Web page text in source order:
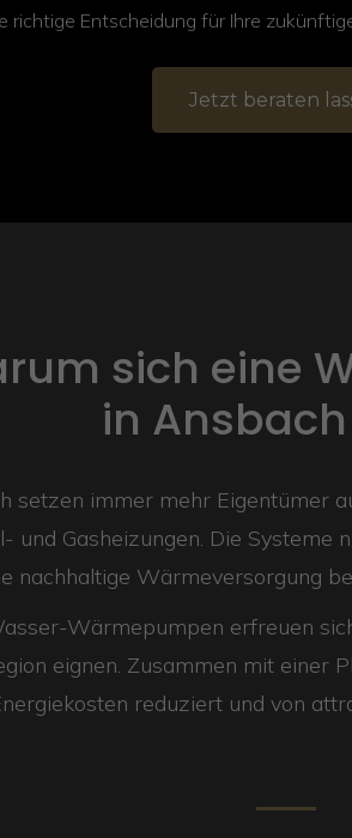
richtige Entscheidung für Ihre
Jetzt beraten
sich eine
in
setzen immer mehr Eigentümer
und Gasheizungen. Die
nachhaltige Wärmeversorgung
Wärmepumpen erfreuen
eignen. Zusammen mit einer
reduziert und von